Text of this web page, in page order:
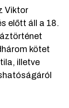
Viktor
előtt áll a 18.
kötet
illetve